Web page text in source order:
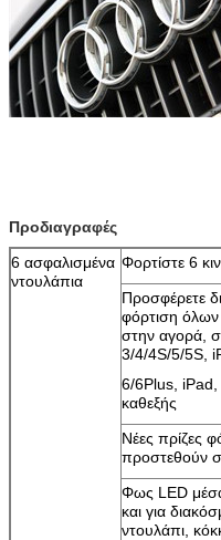
We
Προδιαγραφές
6 ασφαλισμένα
ντουλάπια
Φορτίστε 6
Προσφέρετε
φόρτιση
στην αγορά,
3/4/4S/5/5S,
6/6Plus,
καθεξής
Νέες πρίζες
προστεθούν
Φως LED
και για
ντουλάπι,